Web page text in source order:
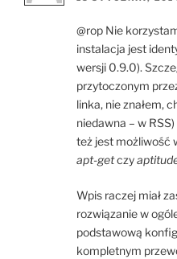
@rop Nie
instalacja jest
wersji 0.9.0).
przytoczonym
linka, nie znałem,
niedawna – w
też jest możliwość
apt-getczy
Wpis raczej miał
rozwiązanie w
podstawową
kompletnym